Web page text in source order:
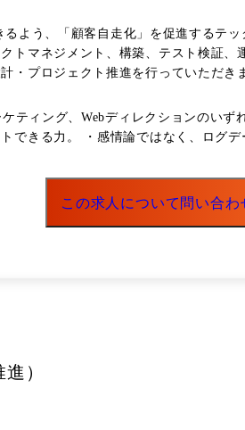
よう、「顧客自走化」を促進するテ
トマネジメント、構築、テスト検証
・プロジェクト推進を行っていただ
ティング、Webディレクションのい
できる力。 ・感情論ではなく、ログ
この求人について問い合わ
）